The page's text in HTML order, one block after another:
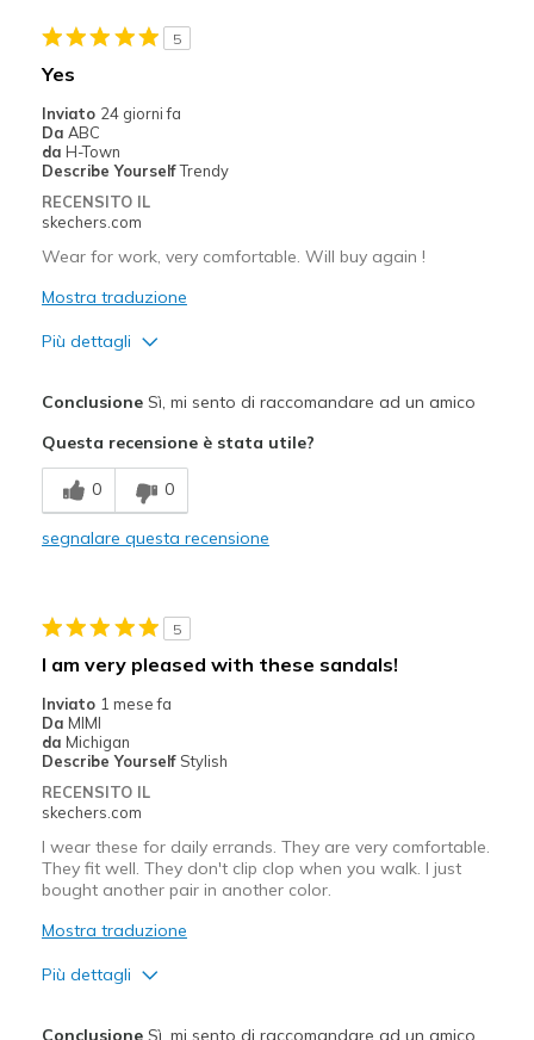
Need Break In
Migliori Utilizzi:
Casual Wear
Sizing
Feels true to size
View On Shoes
5
Yes
Inviato 24 giorni fa
Da ABC
da H-Town
Describe YourselfTrendy
RECENSITO IL
skechers.com
Wear for work, very comfortable. Will buy again !
Mostra traduzione
Più dettagli
Comfortable
Stylish
Going Out
Travel
Width
Sizing
View On Shoes
I'm Into Shoes
ConclusioneSì, mi sento di raccomandare ad un amico
Questa recensione è stata utile?
0 0
segnalare questa recensione
5
I am very pleased with these sandals!
Inviato 1 mese fa
Da MIMI
da Michigan
Describe Yourself Stylish
RECENSITO IL
skechers.com
I wear these for daily errands. They are very comfortable.
They fit well. They don't clip clop when you walk. I just
bought another pair in another color.
Mostra traduzione
Più dettagli
ConclusioneSì, mi sento di raccomandare ad un amico